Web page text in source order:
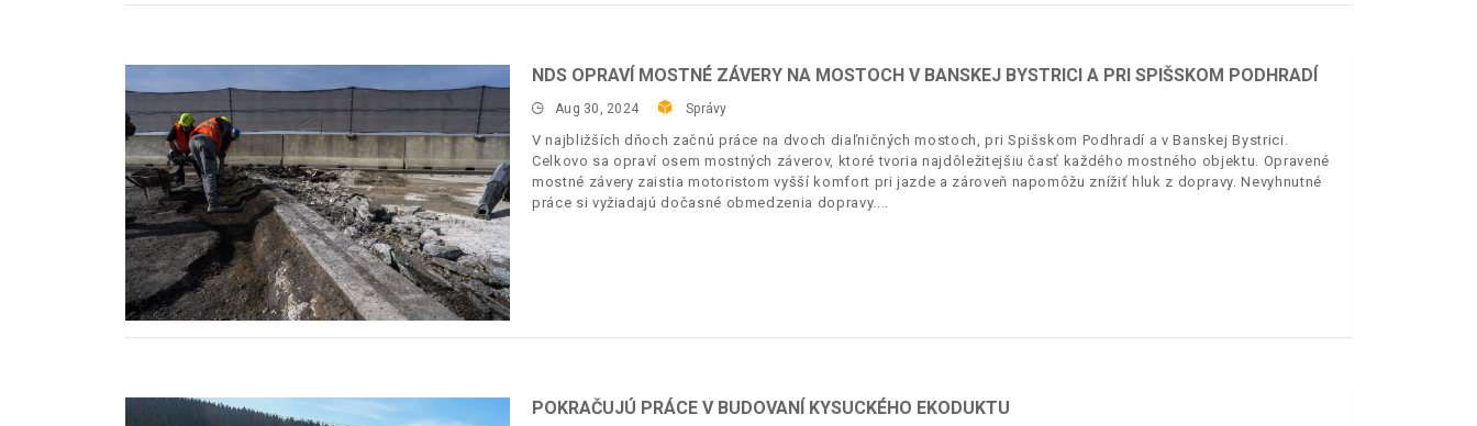
NDS OPRAVÍ MOSTNÉ ZÁVERY NA MOSTOCH V BANSKEJ BYSTRICI A PRI SPIŠSKOM PODHRADÍ
Aug 30, 2024 Správy
V najbližších dňoch začnú práce na dvoch diaľničných mostoch, pri Spišskom Podhradí a v Banskej Bystrici.
Celkovo sa opraví osem mostných záverov, ktoré tvoria najdôležitejšiu časť každého mostného objektu. Opravené
mostné závery zaistia motoristom vyšší komfort pri jazde a zároveň napomôžu znížiť hluk z dopravy. Nevyhnutné
práce si vyžiadajú dočasné obmedzenia dopravy.
POKRAČUJÚ PRÁCE V BUDOVANÍ KYSUCKÉHO EKODUKTU